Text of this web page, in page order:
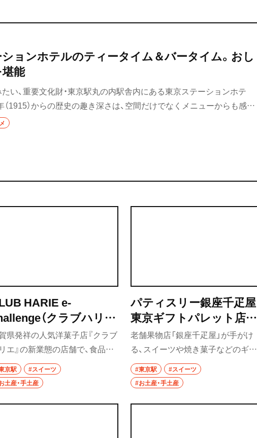
ョンホテルのティータイム＆バータイム。おし
能
い、重要文化財・東京駅丸の内駅舎内にある東京ステーションホテ
（1915）からの歴史の趣き深さは、空間だけでなくメニューからも感じ
寄って、特別なひとときを過ごしてみませんか。
HARIE e-
（クラブハリエ
チャレンジ）
県発祥の人気洋菓子店『クラブ
エ』の新業態の店舗で、食品ロ
脱プラスチック化に配慮した
特徴だ。ミニサイズのバーム
ヘンや、通年販売しているのは
圏ではこの店だけというバー
京駅
#スイーツ
土産・手土産
パティスリー銀座千疋屋
東京ギフトパレット店
（パティスリーぎんざせ
んびきや とうきょうギ
フトパレットてん）
老舗果物店「銀座千疋屋」が手がけ
る、スイーツや焼き菓子などのギフ
トに特化したブランドの東京駅
店。銀座フルーツサンド、フルーツ
オムレットの2品が東京駅限定で人
気だ。
#東京駅
#スイーツ
#お土産・手土産